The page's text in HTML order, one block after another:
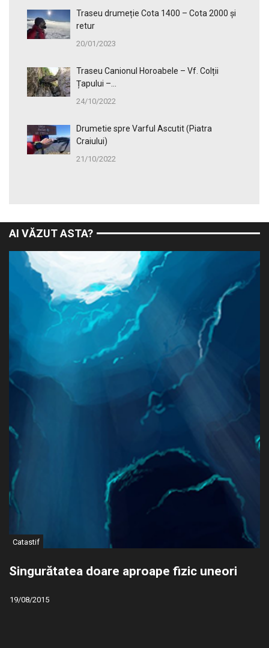
Traseu drumeție Cota 1400 – Cota 2000 și
retur
20/01/2023
Traseu Canionul Horoabele – Vf. Colții
Țapului –...
24/10/2022
Drumetie spre Varful Ascutit (Piatra
Craiului)
21/10/2022
AI VĂZUT ASTA?
Catastif
Singurătatea doare aproape fizic uneori
19/08/2015